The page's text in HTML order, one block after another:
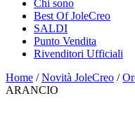
Chi sono
Best Of JoleCreo
SALDI
Punto Vendita
Rivenditori Ufficiali
Home /Novità JoleCreo /
ARANCIO